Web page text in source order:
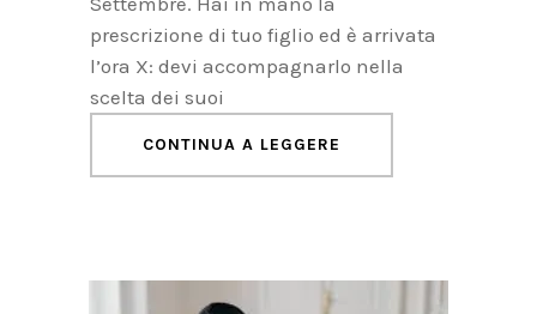
prescrizione di tuo figlio ed è arrivata
l’ora X: devi accompagnarlo nella
scelta dei suoi
CONTINUA A LEGGERE